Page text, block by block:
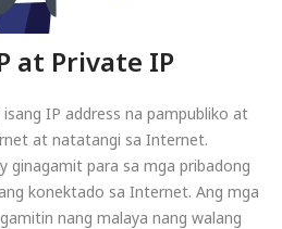
at Private IP
IP address na pampubliko at
at natatangi sa Internet.
ginagamit para sa mga pribadong
konektado sa Internet. Ang mga
nang malaya nang walang